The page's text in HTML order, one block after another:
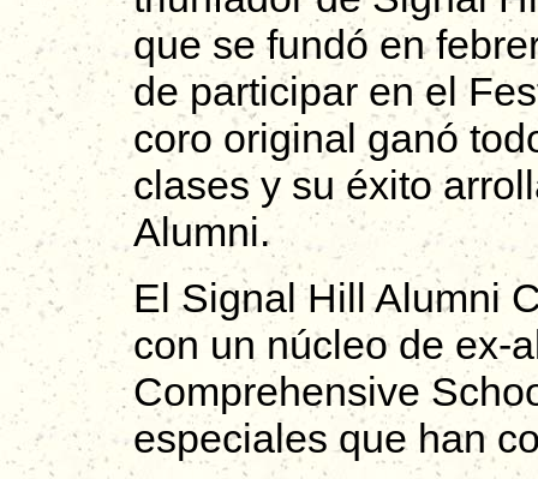
que se fundó en
de participar en el
coro original ganó
clases y su éxito
Alumni.
El Signal Hill Alumni
con un núcleo de ex-
Comprehensive
especiales que han